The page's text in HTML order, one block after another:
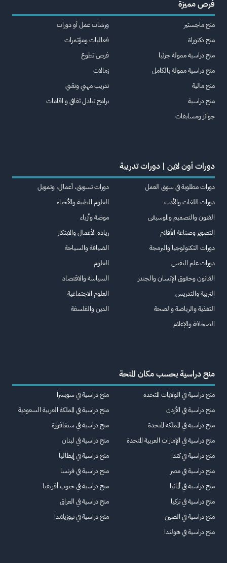
فرص مميزة
منح ماجستير
منح دكتوراة
منح دراسية ممولة جزئيا
منح دراسية ممولة بالكامل
منح مالية
منح دراسية
جوائز ومسابقات
ورشات عمل أو دورات
فعاليات ومؤتمرات
فرص تطوع
زمالات
تدريب مهني وتقني
برامج تبادل ثقافي و اقامات
دورات أون لاين | دورات تدريبة
دورات مطلوبة في سوق العمل
دورات اللغات والأدب
الفنون والتصميم والموسيقى
التصوير وصناعة الأفلام
دورات التكنولوجيا والبرمجة
دورات علم النفس
القانون وحقوق الإنسان والجندر
التربية والتدريس
التغذية والرياضة والصحة
الصحافة والإعلام
دورات تسويق، أعمال، وتمويل
العلوم الطبية والأحياء
موضة وأزياء
ريادة الأعمال والابتكار
الضيافة والسياحة
العلوم
السياسة والاقتصاد
العلوم الاجتماعية
الدين والفلسفة
منح دراسية بحسب مكان المنحة
منح دراسية في الولايات المتحدة
منح دراسية في الأردن
منح دراسية في المملكة المتحدة
منح دراسية في الإمارات العربية المتحدة
منح دراسية في كندا
منح دراسية في مصر
منح دراسية في ألمانيا
منح دراسية في تركيا
منح دراسية في الصين
منح دراسية في هولندا
منح دراسية في سويسرا
منح دراسية في المملكة العربية السعودية
منح دراسية في سنغافورة
منح دراسية في لبنان
منح دراسية في إيطاليا
منح دراسية في فرنسا
منح دراسية في جنوب أفريقيا
منح دراسية في العراق
منح دراسية في نيوزيلاندا